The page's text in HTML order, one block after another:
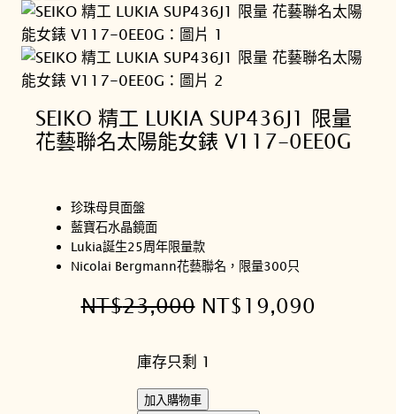
SEIKO 精工 LUKIA SUP436J1 限量
花藝聯名太陽能女錶 V117-0EE0G
珍珠母貝面盤
藍寶石水晶鏡面
Lukia誕生25周年限量款
Nicolai Bergmann花藝聯名，限量300只
NT$23,000 原
價
格
NT$ 19,090
庫存只剩 1
加入購物車